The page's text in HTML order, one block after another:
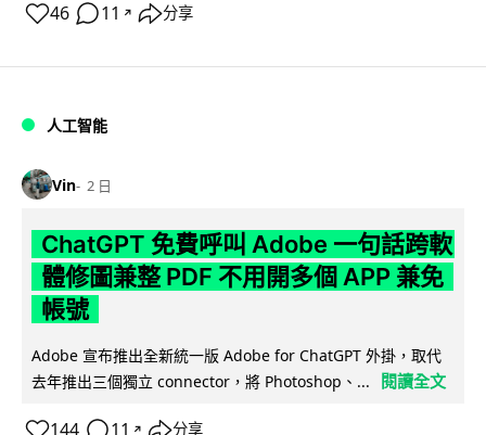
46 11 ↗ 分享
人工智能
Vin 2 日
ChatGPT 免費呼叫 Adobe 一句話跨軟
體修圖兼整 PDF 不用開多個 APP 兼免
帳號
Adobe 宣布推出全新統一版 Adobe for ChatGPT 外掛，取代
去年推出三個獨立 connector，將 Photoshop、...
閱讀全文
144 11 ↗ 分享